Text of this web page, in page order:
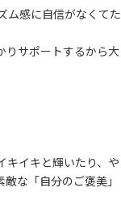
ム感に自信がなくてた
りサポートするから大
キイキと輝いたり、や
な「自分のご褒美」